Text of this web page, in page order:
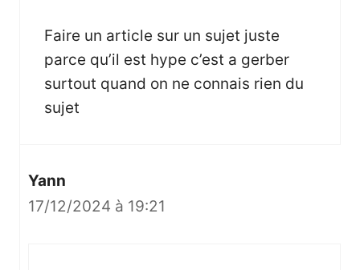
Faire un article sur un sujet juste
parce qu’il est hype c’est a gerber
surtout quand on ne connais rien du
sujet
Yann
17/12/2024 à 19:21